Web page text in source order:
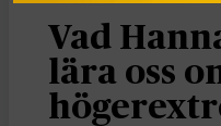
Vad
lära oss